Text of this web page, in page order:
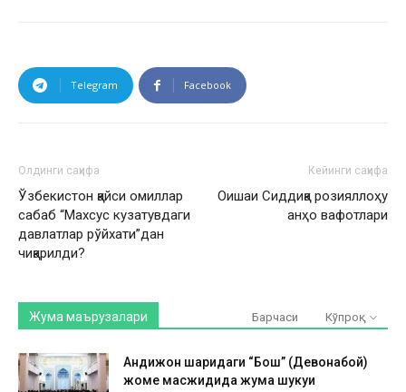
Telegram Facebook
Олдинги саҳифа
Ўзбекистон қайси омиллар
сабаб “Махсус кузатувдаги
давлатлар рўйхати”дан
чиқарилди?
Кейинги саҳифа
Оишаи Сиддиқа розияллоҳу
анҳо вафотлари
Жума маърузалари Барчаси Кўпроқ
Андижон шаҳридаги “Бош” (Девонабой)
жоме масжидида жума шукуҳи